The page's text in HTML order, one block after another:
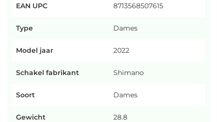
EAN UPC 8713568507615
Type Dames
Model jaar 2022
Schakel fabrikant Shimano
Soort Dames
Gewicht 28.8